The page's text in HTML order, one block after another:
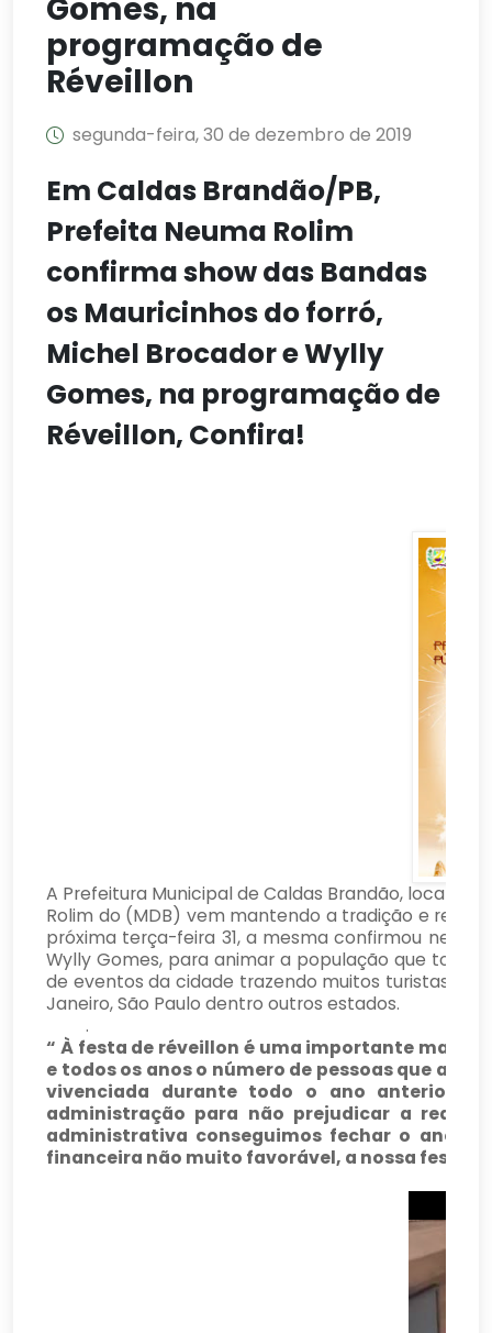
Gomes, na
programação de
Réveillon
segunda-feira, 30 de dezembro de 2019
Em Caldas Brandão/PB,
Prefeita Neuma Rolim
confirma show das Bandas
os Mauricinhos do forró,
Michel Brocador e Wylly
Gomes, na programação de
Réveillon, Confira!
A Prefeitura Municipal de Caldas Brandão,
Rolim do (MDB) vem mantendo a tradição e
próxima terça-feira 31, a mesma confirmou nesta
Wylly Gomes, para animar a população que
de eventos da cidade trazendo muitos turistas de
Janeiro, São Paulo dentro outros estados.
.
“ À festa de réveillon é uma importante
e todos os anos o número de pessoas que
vivenciada durante todo o ano anterior,
administração para não prejudicar a
administrativa conseguimos fechar o ano
financeira não muito favorável, a nossa festa